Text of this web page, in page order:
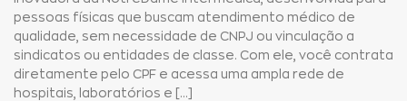
pessoas físicas que buscam atendimento médico de
qualidade, sem necessidade de CNPJ ou vinculação a
sindicatos ou entidades de classe. Com ele, você contrata
diretamente pelo CPF e acessa uma ampla rede de
hospitais, laboratórios e [...]